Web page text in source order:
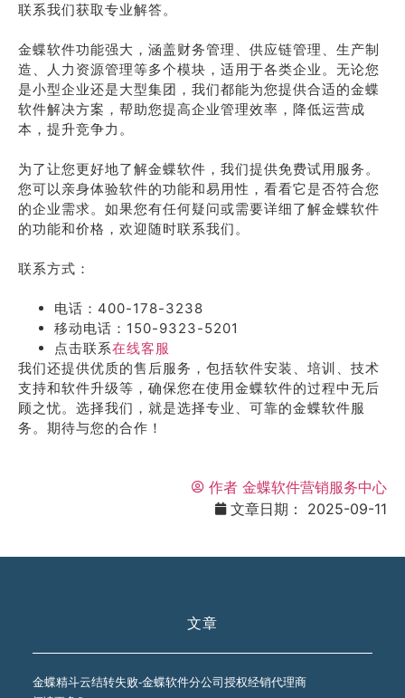
联系我们获取专业解答。
金蝶软件功能强大，涵盖财务管理、供应链管理、生产制
造、人力资源管理等多个模块，适用于各类企业。无论您
是小型企业还是大型集团，我们都能为您提供合适的金蝶
软件解决方案，帮助您提高企业管理效率，降低运营成
本，提升竞争力。
为了让您更好地了解金蝶软件，我们提供免费试用服务。
您可以亲身体验软件的功能和易用性，看看它是否符合您
的企业需求。如果您有任何疑问或需要详细了解金蝶软件
的功能和价格，欢迎随时联系我们。
联系方式：
电话：400-178-3238
移动电话：150-9323-5201
点击联系在线客服
我们还提供优质的售后服务，包括软件安装、培训、技术
支持和软件升级等，确保您在使用金蝶软件的过程中无后
顾之忧。选择我们，就是选择专业、可靠的金蝶软件服
务。期待与您的合作！
作者 金蝶软件营销服务中心
文章日期：
2025-09-11
文章
金蝶精斗云结转失败-金蝶软件分公司授权经销代理商